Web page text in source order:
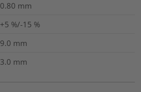
0.80 mm
+5 %/-15 %
9.0 mm
3.0 mm